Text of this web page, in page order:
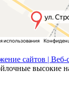
сайтов | Веб-
высокие